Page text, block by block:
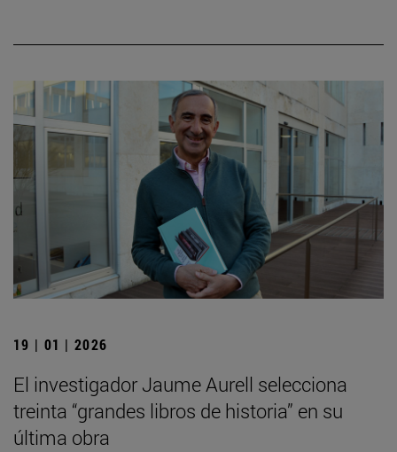
19 | 01 | 2026
El investigador Jaume Aurell selecciona
treinta “grandes libros de historia” en su
última obra